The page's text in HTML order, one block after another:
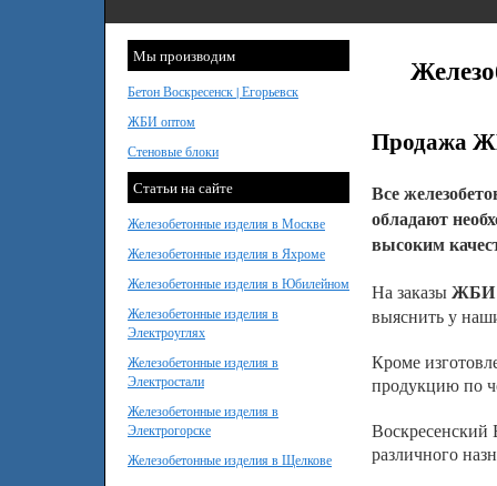
Мы производим
Бетон Воскресенск | Егорьевск
ЖБИ оптом
Стеновые блоки
Статьи на сайте
Железобетонные изделия в Москве
Железобетонные изделия в Яхроме
Железобетонные изделия в Юбилейном
Железобетонные изделия в
Электроуглях
Железобетонные изделия в
Электростали
Железобетонные изделия в
Электрогорске
Железобетонные изделия в Щелкове
Продажа
Все
обладают
высоким
На заказыЖБИ
выяснить у
Кроме
продукцию по
различного